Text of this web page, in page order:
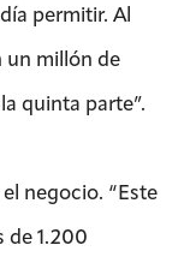
permitir. Al
un millón de
quinta parte”.
negocio. “Este
de 1.200